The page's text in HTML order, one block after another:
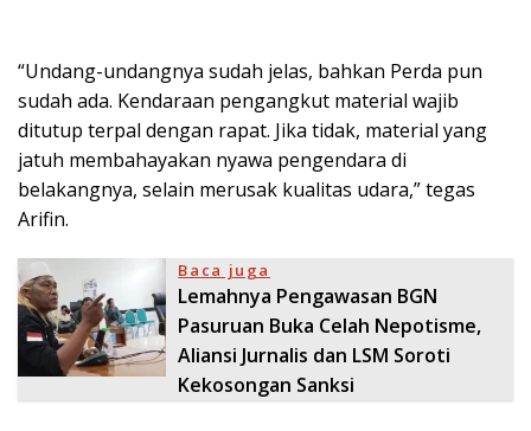
“Undang-undangnya sudah jelas, bahkan Perda pun
sudah ada. Kendaraan pengangkut material wajib
ditutup terpal dengan rapat. Jika tidak, material yang
jatuh membahayakan nyawa pengendara di
belakangnya, selain merusak kualitas udara,” tegas
Arifin.
Baca juga
Lemahnya Pengawasan BGN
Pasuruan Buka Celah Nepotisme,
Aliansi Jurnalis dan LSM Soroti
Kekosongan Sanksi